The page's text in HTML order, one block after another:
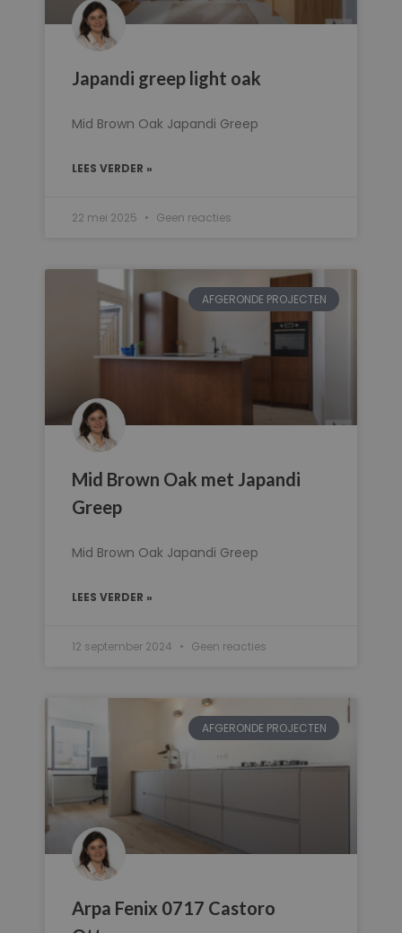
Japandi greep light oak
Mid Brown Oak Japandi Greep
LEES VERDER »
22 mei 2025 Geen reacties
AFGERONDE PROJECTEN
Mid Brown Oak met Japandi
Greep
Mid Brown Oak Japandi Greep
LEES VERDER »
12 september 2024 Geen reacties
AFGERONDE PROJECTEN
Arpa Fenix 0717 Castoro